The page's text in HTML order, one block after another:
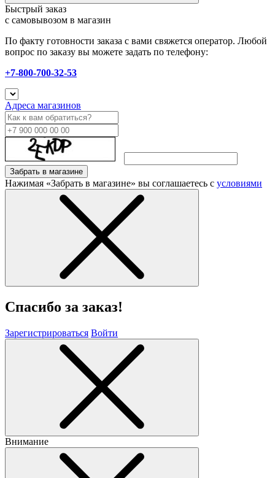
Быстрый заказ
с самовывозом в магазин
По факту готовности заказа с вами свяжется оператор. Любой
вопрос по заказу вы можете задать по телефону:
+7-800-700-32-53
Адреса магазинов
Забрать в магазине
Нажимая «Забрать в магазине» вы соглашаетесь с условиями
Спасибо за заказ!
Зарегистрироваться Войти
Внимание